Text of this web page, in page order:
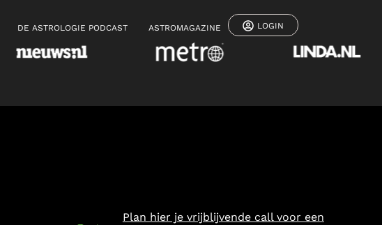
DE ASTROLOGIE PODCAST ASTROMAGAZINE LOGIN
Plan hier je vrijblijvende call voor een